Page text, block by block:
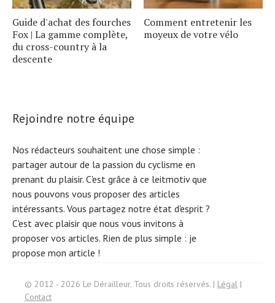
Guide d'achat des fourches
Fox | La gamme complète,
du cross-country à la
descente
Comment entretenir les
moyeux de votre vélo
Rejoindre notre équipe
Nos rédacteurs souhaitent une chose simple :
partager autour de la passion du cyclisme en
prenant du plaisir. C'est grâce à ce leitmotiv que
nous pouvons vous proposer des articles
intéressants. Vous partagez notre état d'esprit ?
C'est avec plaisir que nous vous invitons à
proposer vos articles. Rien de plus simple : je
propose mon article !
© 2012 - 2026 Le Dérailleur. Tous droits réservés. | Légal |
Contact
or: